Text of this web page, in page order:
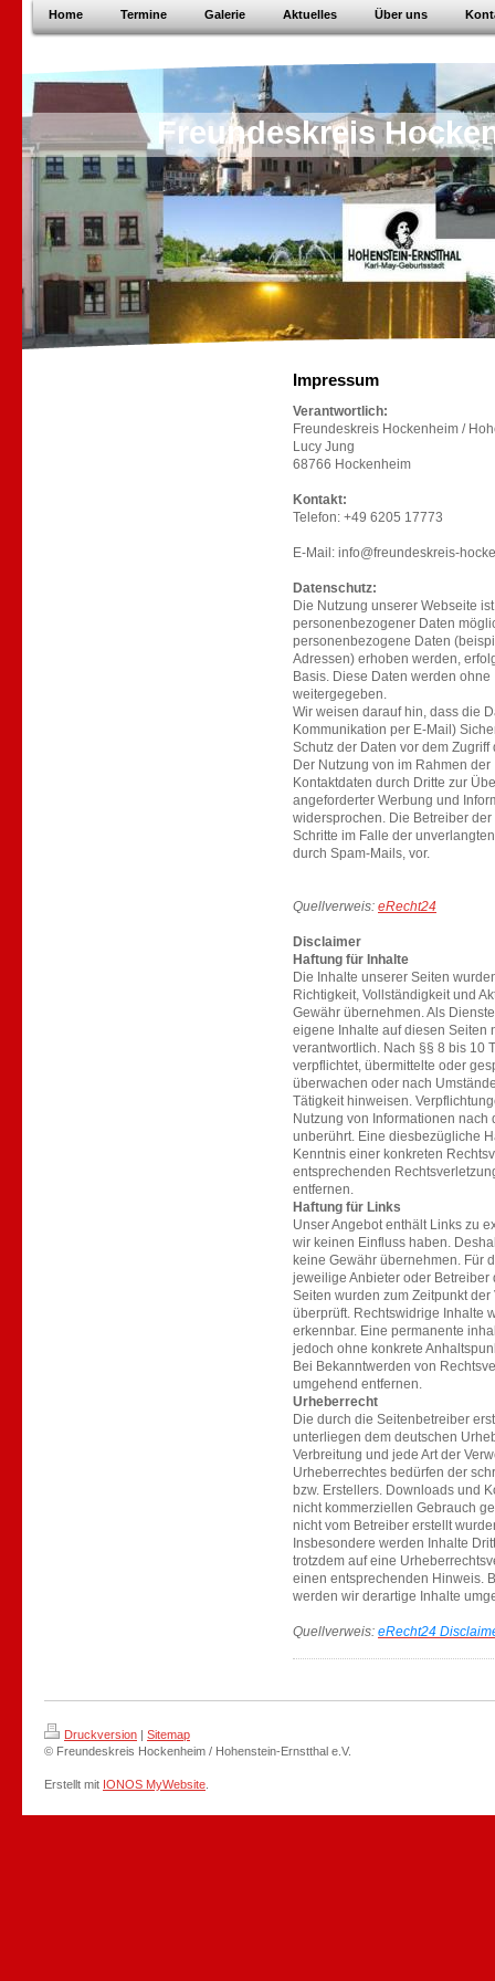
Home Termine Galerie Aktuelles Über uns
Freundeskreis
Impressum
Verantwortlich:
Freundeskreis Hockenheim /
Lucy Jung
68766 Hockenheim
Kontakt:
Telefon: +49 6205 17773
E-Mail: info@freundeskreis-
Datenschutz:
Die Nutzung unserer Webseite
personenbezogener Daten
personenbezogene Daten
Adressen) erhoben werden,
Basis. Diese Daten werden
weitergegeben.
Wir weisen darauf hin, dass die
Kommunikation per E-Mail)
Schutz der Daten vor dem
Der Nutzung von im Rahmen
Kontaktdaten durch Dritte zur
angeforderter Werbung und
widersprochen. Die Betreiber
Schritte im Falle der
durch Spam-Mails, vor.
Quellverweis: eRecht24
Disclaimer
Haftung für Inhalte
Die Inhalte unserer Seiten
Richtigkeit, Vollständigkeit und
Gewähr übernehmen. Als
eigene Inhalte auf diesen Seiten
verantwortlich. Nach §§ 8 bis 10
verpflichtet, übermittelte oder
überwachen oder nach
Tätigkeit hinweisen.
Nutzung von Informationen
unberührt. Eine diesbezügliche
Kenntnis einer konkreten
entsprechenden
entfernen.
Haftung für Links
Unser Angebot enthält Links zu
wir keinen Einfluss haben.
keine Gewähr übernehmen. Für
jeweilige Anbieter oder
Seiten wurden zum Zeitpunkt
überprüft. Rechtswidrige Inhalte
erkennbar. Eine permanente
jedoch ohne konkrete
Bei Bekanntwerden von
umgehend entfernen.
Urheberrecht
Die durch die Seitenbetreiber
unterliegen dem deutschen
Verbreitung und jede Art der
Urheberrechtes bedürfen der
bzw. Erstellers. Downloads und
nicht kommerziellen Gebrauch
nicht vom Betreiber erstellt
Insbesondere werden Inhalte
trotzdem auf eine
einen entsprechenden Hinweis.
werden wir derartige Inhalte
Quellverweis: eRecht24
Druckversion | Sitemap
© Freundeskreis Hockenheim / Hohenstein-Ernstthal e.V.
Erstellt mit IONOS MyWebsite